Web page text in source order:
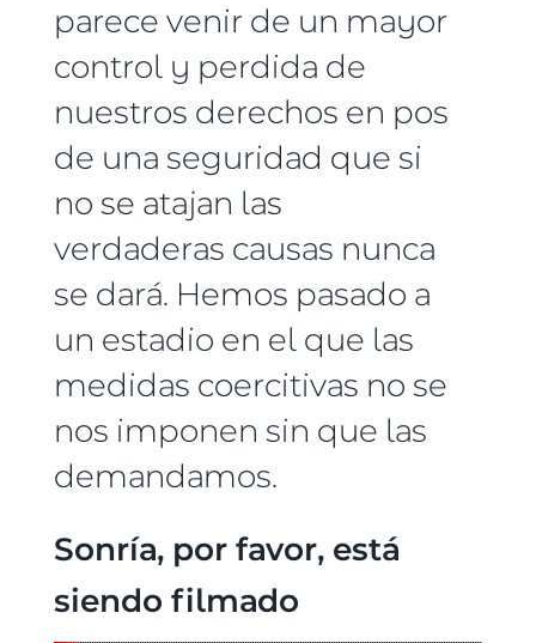
parece venir de un mayor
control y perdida de
nuestros derechos en pos
de una seguridad que si
no se atajan las
verdaderas causas nunca
se dará. Hemos pasado a
un estadio en el que las
medidas coercitivas no se
nos imponen sin que las
demandamos.
Sonría, por favor, está
siendo filmado